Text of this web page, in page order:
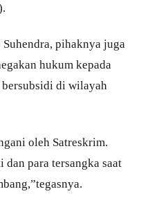
pihaknya juga
hukum kepada
di wilayah
oleh Satreskrim.
para tersangka saat